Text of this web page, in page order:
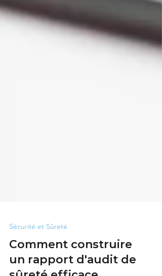
Sécurité et Sûreté